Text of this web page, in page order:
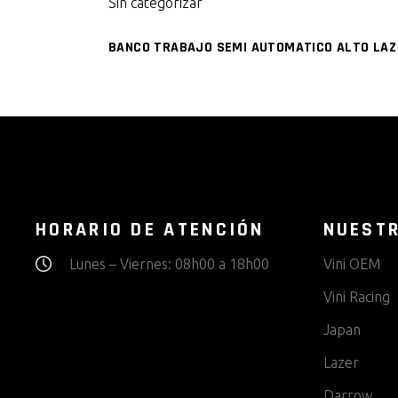
BANCO TRABAJO SEMI AUTOMATICO ALTO LAZ
HORARIO DE ATENCIÓN
Lunes – Viernes: 08h00 a 18h00 Vini OEM
Vini Racing
Japan
Lazer